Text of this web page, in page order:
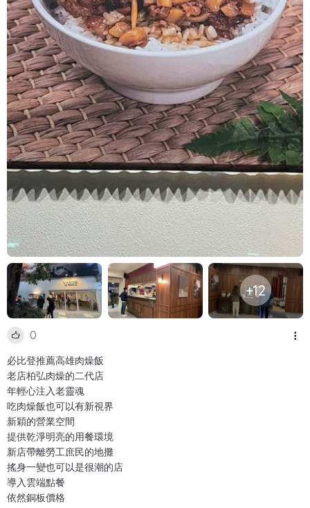
+12
0
必比登推薦高雄肉燥飯
老店柏弘肉燥的二代店
年輕心注入老靈魂
吃肉燥飯也可以有新視界
新穎的營業空間
提供乾淨明亮的用餐環境
新店帶離勞工庶民的地攤
搖身一變也可以是很潮的店
導入雲端點餐
依然銅板價格